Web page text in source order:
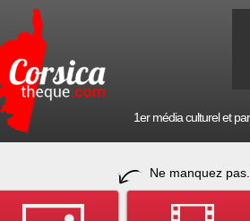
1er média culturel et
Ne manquez pas...